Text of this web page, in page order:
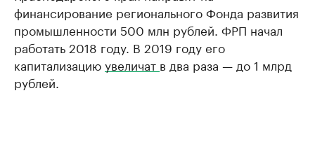
финансирование регионального Фонда развития
промышленности 500 млн рублей. ФРП начал
работать 2018 году. В 2019 году его
капитализациюувеличат в два раза — до 1 млрд
рублей.